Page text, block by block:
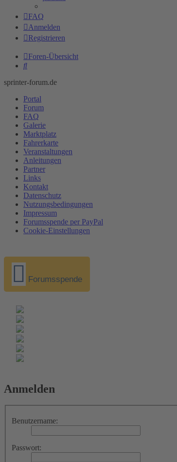
FAQ
Anmelden
Registrieren
Foren-Übersicht
Suche
sprinter-forum.de
Portal
Forum
FAQ
Galerie
Marktplatz
Fahrerkarte
Veranstaltungen
Anleitungen
Partner
Links
Kontakt
Datenschutz
Nutzungsbedingungen
Impressum
Forumsspende per PayPal
Cookie-Einstellungen
Forumsspende
Anmelden
Benutzername:
Passwort: